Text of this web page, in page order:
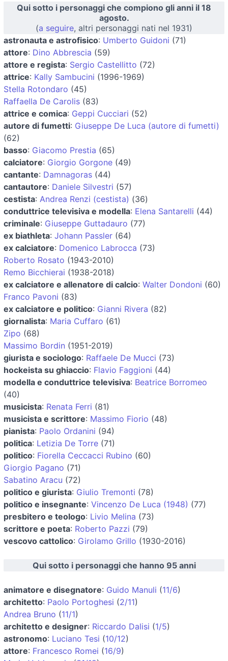
Qui sotto i personaggi che compiono gli anni il 18
agosto.
(a seguire, altri personaggi nati nel 1931)
astronauta e astrofisico: Umberto Guidoni (71)
attore: Dino Abbrescia (59)
attore e regista: Sergio Castellitto (72)
attrice: Kally Sambucini (1996-1969)
Stella Rotondaro (45)
Raffaella De Carolis (83)
attrice e comica: Geppi Cucciari (52)
autore di fumetti: Giuseppe De Luca (autore di fumetti)
(62)
basso: Giacomo Prestia (65)
calciatore: Giorgio Gorgone (49)
cantante: Damnagoras (44)
cantautore: Daniele Silvestri (57)
cestista: Andrea Renzi (cestista) (36)
conduttrice televisiva e modella: Elena Santarelli (44)
criminale: Giuseppe Guttadauro (77)
ex biathleta: Johann Passler (64)
ex calciatore: Domenico Labrocca (73)
Roberto Rosato (1943-2010)
Remo Bicchierai (1938-2018)
ex calciatore e allenatore di calcio: Walter Dondoni (60)
Franco Pavoni (83)
ex calciatore e politico: Gianni Rivera (82)
giornalista: Maria Cuffaro (61)
Zipo (68)
Massimo Bordin (1951-2019)
giurista e sociologo: Raffaele De Mucci (73)
hockeista su ghiaccio: Flavio Faggioni (44)
modella e conduttrice televisiva: Beatrice Borromeo
(40)
musicista: Renata Ferri (81)
musicista e scrittore: Massimo Fiorio (48)
pianista: Paolo Ordanini (94)
politica: Letizia De Torre (71)
politico: Fiorella Ceccacci Rubino (60)
Giorgio Pagano (71)
Sabatino Aracu (72)
politico e giurista: Giulio Tremonti (78)
politico e insegnante: Vincenzo De Luca (1948) (77)
presbitero e teologo: Livio Melina (73)
scrittore e poeta: Roberto Pazzi (79)
vescovo cattolico: Girolamo Grillo (1930-2016)
Qui sotto i personaggi che hanno 95 anni
animatore e disegnatore: Guido Manuli (11/6)
architetto: Paolo Portoghesi (2/11)
Andrea Bruno (11/1)
architetto e designer: Riccardo Dalisi (1/5)
astronomo: Luciano Tesi (10/12)
attore: Francesco Romei (16/9)